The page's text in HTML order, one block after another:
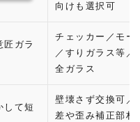
向けも選択可
匠ガラ
チェッカー／モー
／すりガラス等／
全ガラス
して短
壁壊さず交換可／
差や歪み補正部材